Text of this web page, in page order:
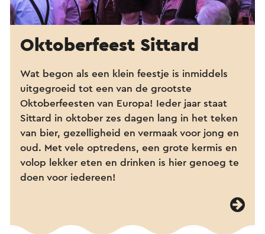
Oktoberfeest Sittard
Wat begon als een klein feestje is inmiddels
uitgegroeid tot een van de grootste
Oktoberfeesten van Europa! Ieder jaar staat
Sittard in oktober zes dagen lang in het teken
van bier, gezelligheid en vermaak voor jong en
oud. Met vele optredens, een grote kermis en
volop lekker eten en drinken is hier genoeg te
doen voor iedereen!